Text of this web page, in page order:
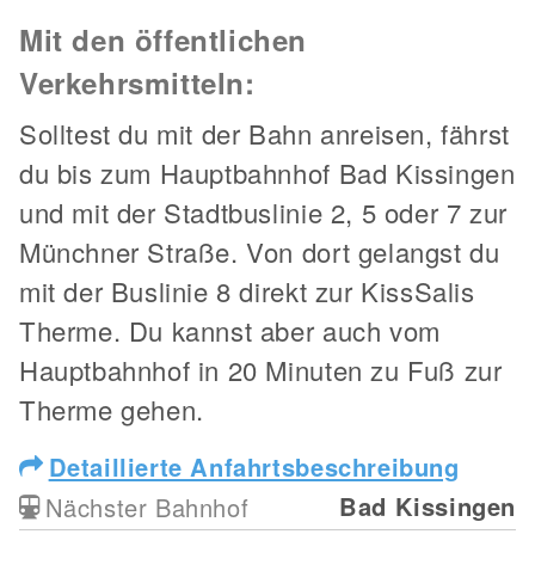
Mit den öffentlichen
Verkehrsmitteln:
Solltest du mit der Bahn anreisen, fährst
du bis zum Hauptbahnhof Bad Kissingen
und mit der Stadtbuslinie 2, 5 oder 7 zur
Münchner Straße. Von dort gelangst du
mit der Buslinie 8 direkt zur KissSalis
Therme. Du kannst aber auch vom
Hauptbahnhof in 20 Minuten zu Fuß zur
Therme gehen.
Detaillierte Anfahrtsbeschreibung
Nächster Bahnhof
Bad Kissingen